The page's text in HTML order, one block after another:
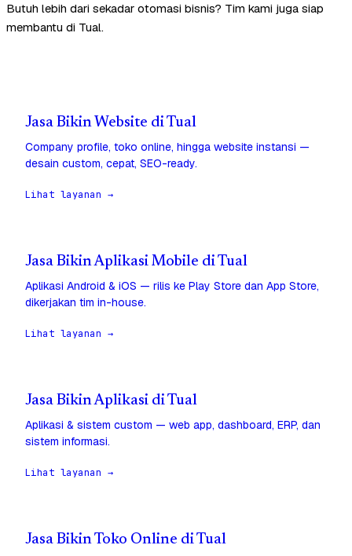
Butuh lebih dari sekadar otomasi bisnis? Tim kami juga siap
membantu di Tual.
Jasa Bikin Website di Tual
Company profile, toko online, hingga website instansi —
desain custom, cepat, SEO-ready.
Lihat layanan →
Jasa Bikin Aplikasi Mobile di Tual
Aplikasi Android & iOS — rilis ke Play Store dan App Store,
dikerjakan tim in-house.
Lihat layanan →
Jasa Bikin Aplikasi di Tual
Aplikasi & sistem custom — web app, dashboard, ERP, dan
sistem informasi.
Lihat layanan →
Jasa Bikin Toko Online di Tual